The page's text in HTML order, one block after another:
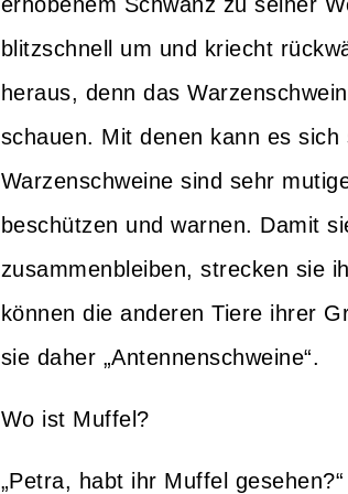
blitzschnell um und kriecht
heraus, denn das
schauen. Mit denen kann es
Warzenschweine sind sehr
beschützen und warnen. Damit
zusammenbleiben, strecken sie
können die anderen Tiere ihrer
sie daher „Antennenschweine“.
Wo ist Muffel?
„Petra, habt ihr Muffel